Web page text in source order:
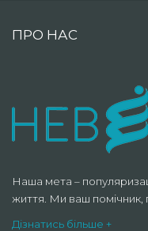
ПРО НАС
Наша мета –
життя. Ми ваш помічник,
Дізнатись більше +